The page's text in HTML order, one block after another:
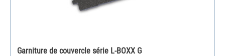
Garniture de couvercle série L-BOXX G